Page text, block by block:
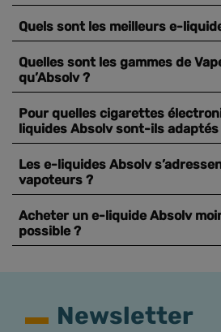
Quels sont les meilleurs e-
Quelles sont les gammes de
qu’Absolv ?
Pour quelles cigarettes
liquides Absolv sont-ils adaptés
Les e-liquides Absolv
vapoteurs ?
Acheter un e-liquide Absolv
possible ?
Newsletter